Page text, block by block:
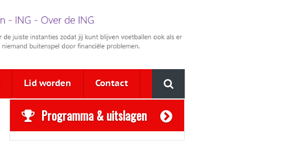
Lid worden Contact
Programma & uitslagen